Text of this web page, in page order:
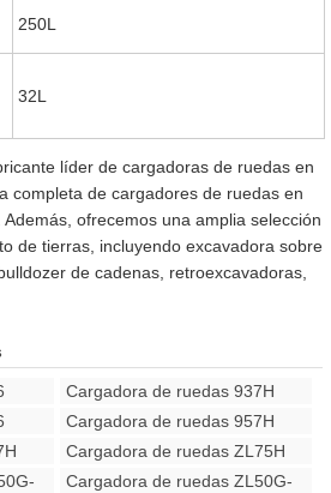
250L
32L
líder de cargadoras de ruedas en
completa de cargadores de ruedas en
ofrecemos una amplia selección
de tierras, incluyendo excavadora sobre
de cadenas, retroexcavadoras,
Cargadora de ruedas 937H
Cargadora de ruedas 957H
Cargadora de ruedas ZL75H
Cargadora de ruedas ZL50G-